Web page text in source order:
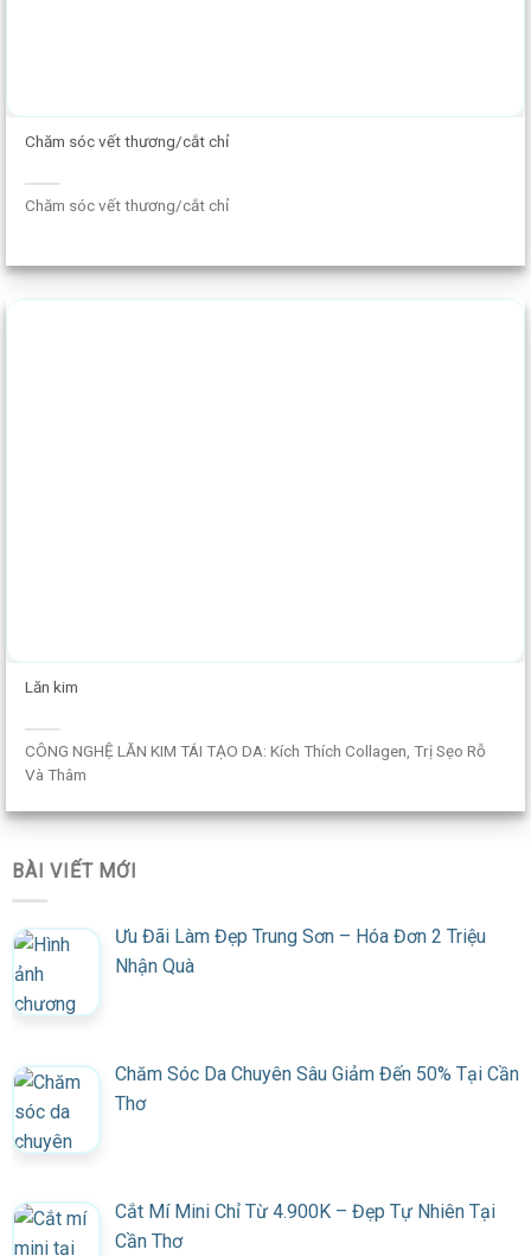
Chăm sóc vết thương/cắt chỉ
Chăm sóc vết thương/cắt chỉ
Lăn kim
CÔNG NGHỆ LĂN KIM TÁI TẠO DA: Kích Thích Collagen, Trị Sẹo Rỗ
Và Thâm
BÀI VIẾT MỚI
Ưu Đãi Làm Đẹp Trung Sơn – Hóa Đơn 2 Triệu
Nhận Quà
Chăm Sóc Da Chuyên Sâu Giảm Đến 50% Tại Cần
Thơ
Cắt Mí Mini Chỉ Từ 4.900K – Đẹp Tự Nhiên Tại
Cần Thơ